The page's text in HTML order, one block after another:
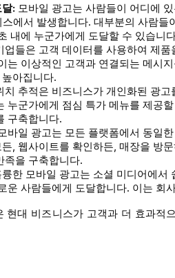
: 모바일 광고는 사람들이 어디에
스에서 발생합니다. 대부분의 사람
내에 누군가에게 도달할 수 있습니
업들은 고객 데이터를 사용하여 제
는 이상적인 고객과 연결되는 메시
아집니다.
치 추적은 비즈니스가 개인화된 광
누군가에게 점심 특가 메뉴를 제공
구축합니다.
바일 광고는 모든 플랫폼에서 동일
, 웹사이트를 확인하든, 매장을 방
족을 구축합니다.
한 모바일 광고는 소셜 미디어에서
운 사람들에게 도달합니다. 이는 회
현대 비즈니스가 고객과 더 효과적